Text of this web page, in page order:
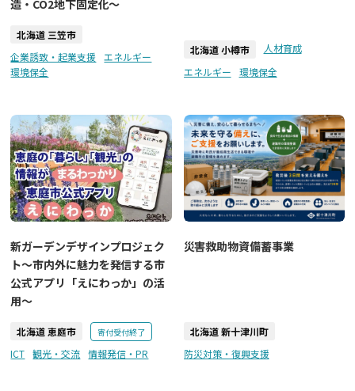
造・CO2地下固定化～
北海道 三笠市
企業誘致・起業支援
エネルギー
環境保全
北海道 小樽市
人材育成
エネルギー
環境保全
新ガーデンデザインプロジェク
ト～市内外に魅力を発信する市
公式アプリ「えにわっか」の活
用～
北海道 恵庭市 寄付受付終了
ICT 観光・交流 情報発信・PR
災害救助物資備蓄事業
北海道 新十津川町
防災対策・復興支援